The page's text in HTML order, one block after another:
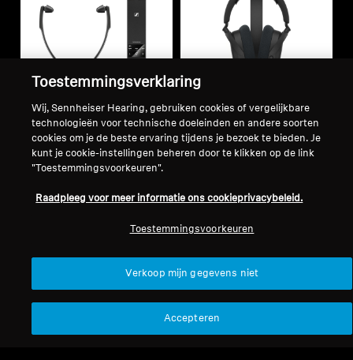
Refurbished
TV-koptelefoons
RS 5200
(22)
Laagste prijs in de afgelopen
Toevoegen aan winkelwagen
Refurbished
RS 275 TV hoofdtelefoon
4.4
Laagste prijs in de afgelopen
Toevoegen aan
Toestemmingsverklaring
Wij, Sennheiser Hearing, gebruiken cookies of vergelijkbare
technologieën voor technische doeleinden en andere soorten
cookies om je de beste ervaring tijdens je bezoek te bieden. Je
kunt je cookie-instellingen beheren door te klikken op de link
"Toestemmingsvoorkeuren".
Raadpleeg voor meer informatie ons cookieprivacybeleid.
Toestemmingsvoorkeuren
Verkoop mijn gegevens niet
Accepteren